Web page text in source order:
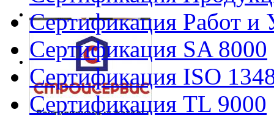
Сертификация Работ и
Сертификация SA 8000
Сертификация ISO
Сертификация TL 9000